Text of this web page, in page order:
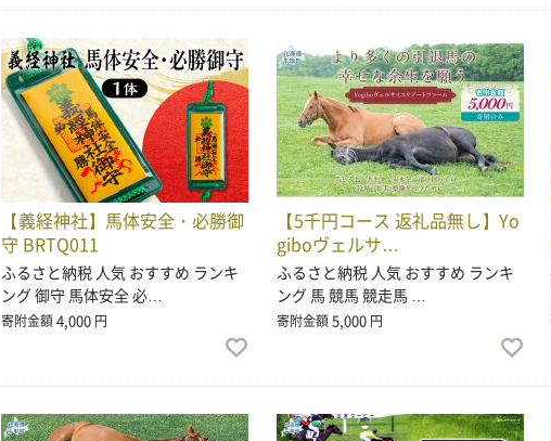
【義経神社】馬体安全・必勝御
守 BRTQ011
ふるさと納税 人気 おすすめ ランキ
ング 御守 馬体安全 必…
寄附金額4,000 円
【5千円コース 返礼品無し】Yo
giboヴェルサ…
ふるさと納税 人気 おすすめ ランキ
ング 馬 競馬 競走馬 …
寄附金額5,000 円